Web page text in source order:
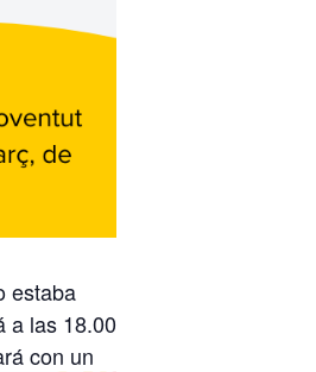
estaba
a las 18.00
con un